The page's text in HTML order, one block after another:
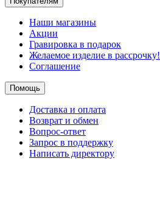
Наши магазины
Акции
Гравировка в подарок
Желаемое изделие в рассрочку!
Соглашение
Помощь
Доставка и оплата
Возврат и обмен
Вопрос-ответ
Запрос в поддержку
Написать директору